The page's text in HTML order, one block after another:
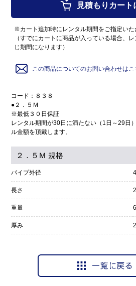
見積もりカート
※カート追加時にレンタル期間をご指定いた
（すでにカートに商品が入っている場合、
じ期間になります）
この商品についてのお問い合わせはこ
コード：８３８
●２．５Ｍ
※最低３０日保証
レンタル期間が30日に満たない（1日～29日
ル金額を頂戴します。
２．５Ｍ 規格
パイプ外径
長さ
重量
厚み